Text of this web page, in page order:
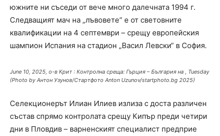
южните ни съседи от вече много далечната 1994 г.
Следващият мач на „лъвовете“ е от световните
квалификации на 4 септември – срещу европейския
шампион Испания на стадион „Васил Левски“ в София.
June 10, 2025, о-в Крит : Контролна среща: Гърция – България на , Tuesday
(Photo by Антон Узунов/Стартфото Anton Uzunov/startphoto.bg 2025)
Селекционерът Илиан Илиев излиза с доста различен
състав спрямо контролата срещу Кипър преди четири
дни в Пловдив – варненският специалист предприе